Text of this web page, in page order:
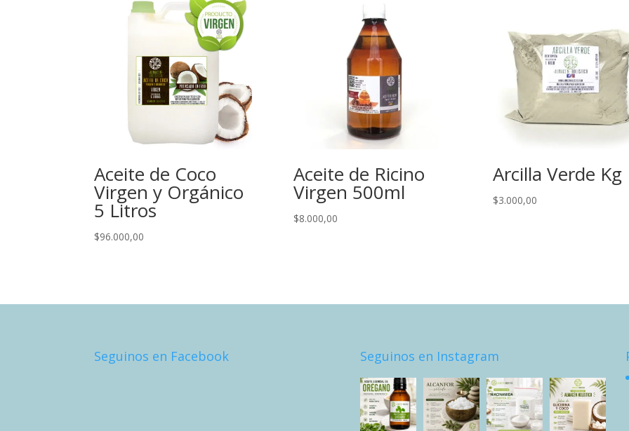
Aceite de Coco
Virgen y Orgánico
5 Litros
$96.000,00
Aceite de Ricino
Virgen 500ml
$8.000,00
Arcilla Verde Kg
$3.000,00
Seguinos en Facebook Seguinos en Instagram